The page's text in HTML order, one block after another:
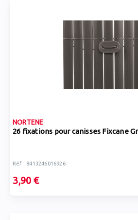
NORTENE
26 fixations pour canisses Fixcane
Réf : 8413246016926
3,90 €